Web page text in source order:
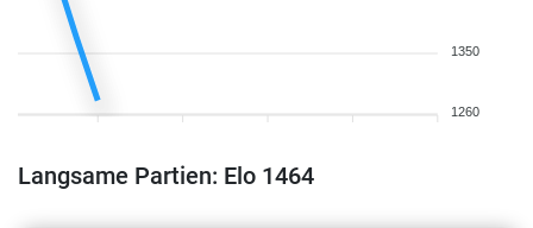
1350
1260
Langsame Partien: Elo 1464